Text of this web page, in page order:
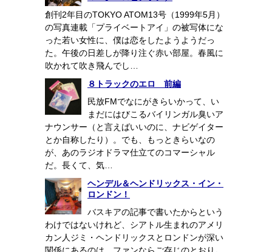
創刊2年目のTOKYO ATOM13号（1999年5月）
の写真連載「プライベートアイ」の被写体にな
った若い女性に、僕は恋をしたようようだっ
た。午後の日差しが降り注ぐ赤い部屋。春風に
吹かれて吹き飛んでし…
８トラックのエロ 前編
民放FMでなにがきらいかって、い
まだにはびこるバイリンガル臭いア
ナウンサー（と言えばいいのに、ナビゲイター
とか自称したり）。でも、もっときらいなの
が、あのラジオドラマ仕立てのコマーシャル
だ。長くて、気…
ヘンデル＆ヘンドリックス・イン・
ロンドン！
バスキアの記事で書いたからという
わけではないけれど、シアトル生まれのアメリ
カン人ジミ・ヘンドリックスとロンドンが深い